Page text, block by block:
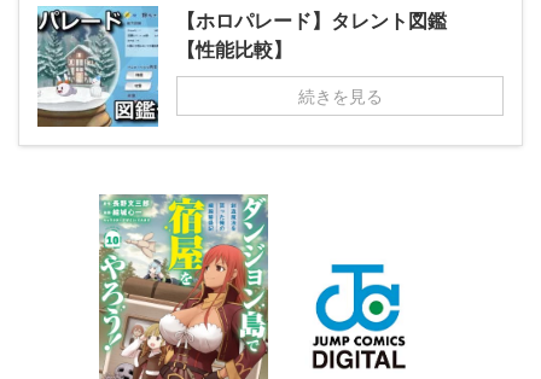
【ホロパレード】タレント図鑑
【性能比較】
続きを見る